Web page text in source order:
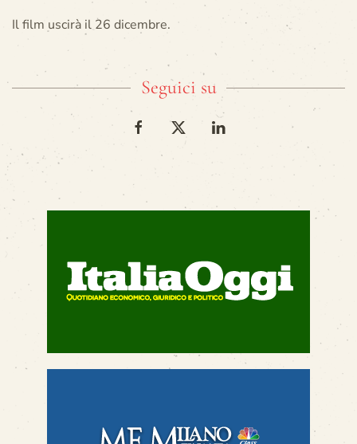
Il film uscirà il 26 dicembre.
Seguici su